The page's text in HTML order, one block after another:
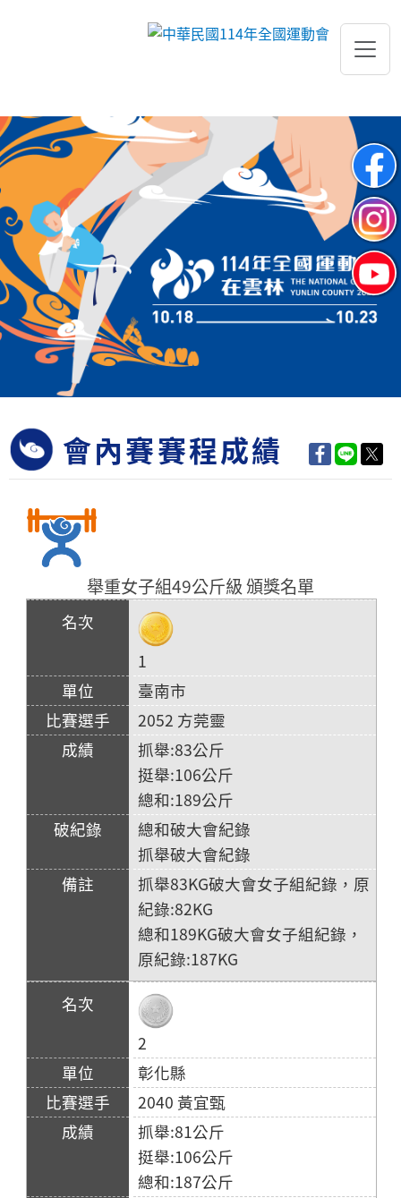
跳到主要內容
會內賽賽程成績
舉重女子組49公斤級 頒獎名單
1
臺南市
2052 方莞靈
抓舉:83公斤
挺舉:106公斤
總和:189公斤
總和破大會紀錄
抓舉破大會紀錄
抓舉83KG破大會女子組紀錄，原
紀錄:82KG
總和189KG破大會女子組紀錄，
原紀錄:187KG
2
彰化縣
2040 黃宜甄
抓舉:81公斤
挺舉:106公斤
總和:187公斤